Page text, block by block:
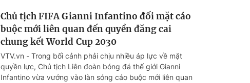
Chủ tịch FIFA Gianni Infantino đối mặt cáo
buộc mới liên quan đến quyền đăng cai
chung kết World Cup 2030
VTV.vn - Trong bối cảnh phải chịu nhiều áp lực về mặt
quyền lực, Chủ tịch Liên đoàn bóng đá thế giới Gianni
Infantino vừa vướng vào làn sóng cáo buộc mới liên quan